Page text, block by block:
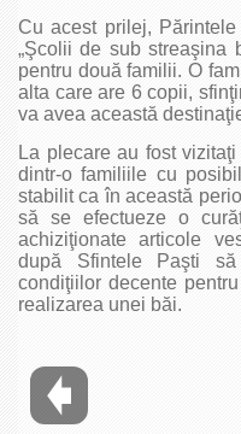
Cu acest prilej,
„Şcolii de sub streaşina
pentru două familii. O
alta care are 6 copii,
va avea această
La plecare au fost
dintr-o familiile cu
stabilit ca în această
să se efectueze o
achiziţionate articole
după Sfintele Paşti
condiţiilor decente
realizarea unei băi.